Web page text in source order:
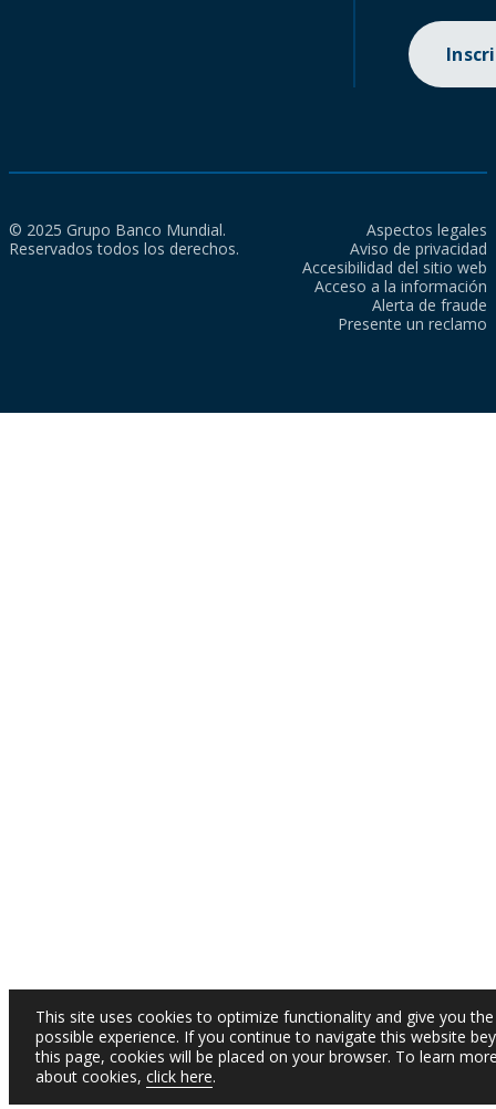
© 2025 Grupo Banco Mundial.
Reservados todos los derechos.
Aspectos legales
Aviso de privacidad
Accesibilidad del sitio web
Acceso a la información
Alerta de fraude
Presente un reclamo
This site uses cookies to optimize functionality and give you
possible experience. If you continue to navigate this website
this page, cookies will be placed on your browser. To learn
about cookies, click here.